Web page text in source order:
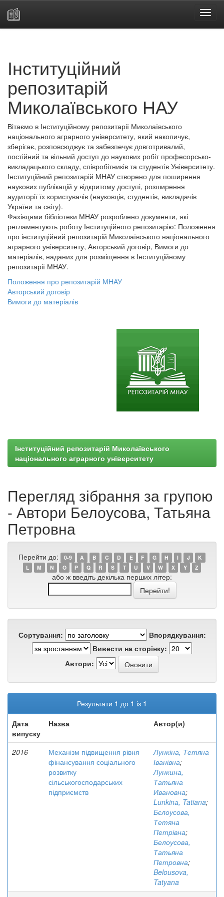
Інституційний
репозитарій
Миколаївського НАУ
Вітаємо в Інституційному репозитарії Миколаївського
національного аграрного університету, який накопичує,
зберігає, розповсюджує та забезпечує довготривалий,
постійний та вільний доступ до наукових робіт професорсько-
викладацького складу, співробітників та студентів Університету.
Інституційний репозитарій МНАУ створено для поширення
наукових публікацій у відкритому доступі, розширення
аудиторії їх користувачів (науковців, студентів, викладачів
України та світу).
Фахівцями бібліотеки МНАУ розроблено документи, які
регламентують роботу Інституційного репозитарію: Положення
про інституційний репозитарій Миколаївського національного
аграрного університету, Авторський договір, Вимоги до
матеріалів, наданих для розміщення в Інституційному
репозитарії МНАУ.
Положення про репозитарій МНАУ
Авторський договір
Вимоги до матеріалів
Інституційний репозитарій Миколаївського
національного аграрного університету
Перегляд зібрання за групою
- Автори Белоусова, Татьяна
Петровна
Перейти до: 0-9 A B C D E F G H I J
K
L
M N O P Q R S T U V W X Y Z
або ж введіть декілька перших літер:
Сортування:
Впорядкування:
Вивести на сторінку:
Автори:
Результати 1 до 1 із 1
Дата
випуску
Назва Автор(и)
2016
Механізм підвищення рівня
фінансування соціального
розвитку
сільськогосподарських
підприємств
Лункіна, Тетяна
Іванівна;
Лункина,
Татьяна
Ивановна;
Lunkinа, Tatiana;
Бєлоусова,
Тетяна
Петрівна;
Белоусова,
Татьяна
Петровна;
Belousova,
Tatyana